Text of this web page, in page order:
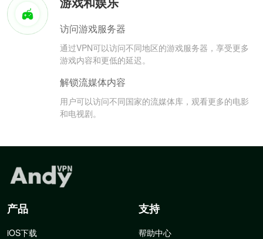
访问游戏服务器
通过VPN可以访问不同地区的游戏服务器，享受更多
游戏内容和更低的延迟。
解锁流媒体内容
用户可以访问不同国家的流媒体库，观看更多的电影
和电视剧。
产品
iOS下载
支持
帮助中心